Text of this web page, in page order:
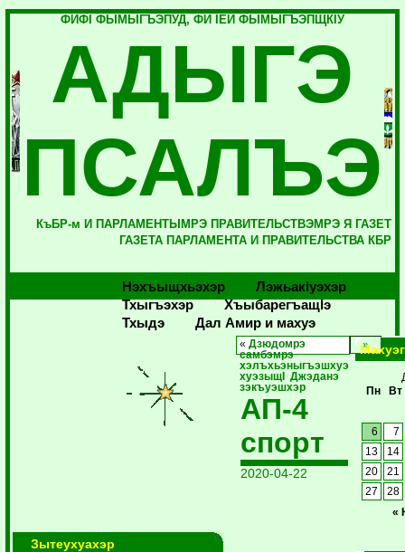
ФИФI ФЫМЫГЪЭПУД, ФИ IЕЙ ФЫМЫГЪЭПЩКIУ
АДЫГЭ
ПСАЛЪЭ
КъБР-м И ПАРЛАМЕНТЫМРЭ ПРАВИТЕЛЬСТВЭМРЭ Я ГАЗЕТ
ГАЗЕТА ПАРЛАМЕНТА И ПРАВИТЕЛЬСТВА КБР
Нэхъыщхьэхэр
Лэжьакlуэхэр
Тхыгъэхэр
Хъыбарегъащlэ
Тхыдэ
Дал Амир и махуэ
Зытеухуахэр
«Дзюдомрэ
самбэмрэ
хэлъхьэныгъэшхуэ
хуэзыщI Джэданэ
зэкъуэшхэр
АП-4
спорт
2020-04-22
Пн
Вт
«
6
7
13
14
20
21
27
28